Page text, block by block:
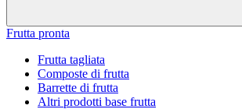
Frutta pronta
Frutta tagliata
Composte di frutta
Barrette di frutta
Altri prodotti base frutta